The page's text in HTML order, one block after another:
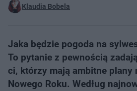
Klaudia Bobela
Jaka będzie pogoda na
To pytanie z pewnością
ci, którzy mają ambitne plany
Nowego Roku. Według